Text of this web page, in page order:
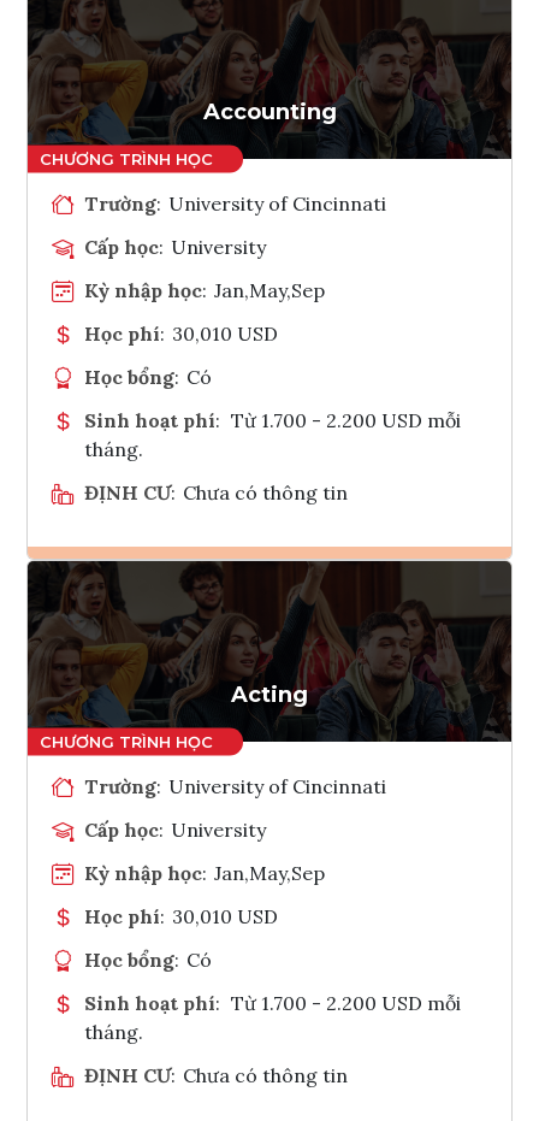
Accounting
Trường: University of Cincinnati
Cấp học: University
Kỳ nhập học: Jan,May,Sep
Học phí: 30,010 USD
Học bổng: Có
Sinh hoạt phí: Từ 1.700 - 2.200 USD mỗi
tháng.
ĐỊNH CƯ: Chưa có thông tin
Ghi danh
Tham vấn Interlink
Acting
Trường: University of Cincinnati
Cấp học: University
Kỳ nhập học: Jan,May,Sep
Học phí: 30,010 USD
Học bổng: Có
Sinh hoạt phí: Từ 1.700 - 2.200 USD mỗi
tháng.
ĐỊNH CƯ: Chưa có thông tin